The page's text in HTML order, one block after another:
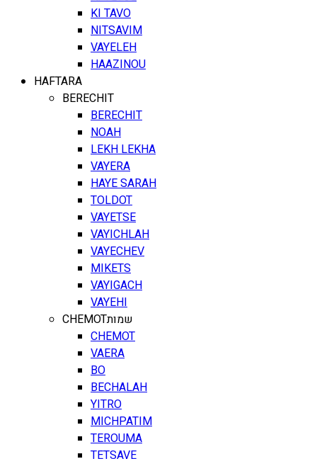
KI TAVO
NITSAVIM
VAYELEH
HAAZINOU
HAFTARA
BERECHIT
BERECHIT
NOAH
LEKH LEKHA
VAYERA
HAYE SARAH
TOLDOT
VAYETSE
VAYICHLAH
VAYECHEV
MIKETS
VAYIGACH
VAYEHI
CHEMOTשמות
CHEMOT
VAERA
BO
BECHALAH
YITRO
MICHPATIM
TEROUMA